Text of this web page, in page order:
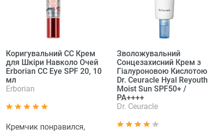
Коригувальний CC Крем
для Шкіри Навколо Очей
Erborian CC Eye SPF 20, 10
мл
Erborian
Кремчик понравился,
Зволожувальний
Сонцезахисний Крем з
Гіалуроновою Кислотою
Dr. Ceuracle Hyal Reyouth
Moist Sun SPF50+ /
PA++++
Dr. Ceuracle